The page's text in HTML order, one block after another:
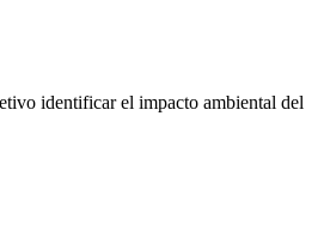
identificar el impacto ambiental del